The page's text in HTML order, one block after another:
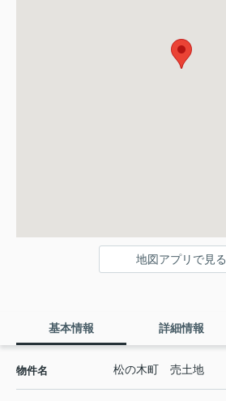
地図アプリで見る
基本情報 詳細情報
物件名 松の木町 売土地